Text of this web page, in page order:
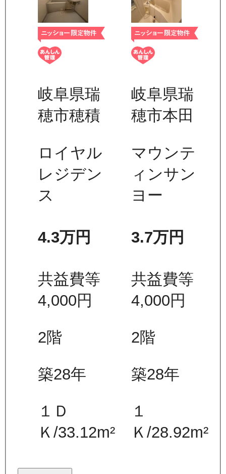
岐阜県瑞
穂市穂積
ロイヤル
レジデン
ス
4.3万円
共益費等
4,000円
2階
築28年
１Ｄ
Ｋ/33.12m²
岐阜県瑞
穂市本田
マウンテ
ィンサン
ヨー
3.7万円
共益費等
4,000円
2階
築28年
１
Ｋ /28.92m²